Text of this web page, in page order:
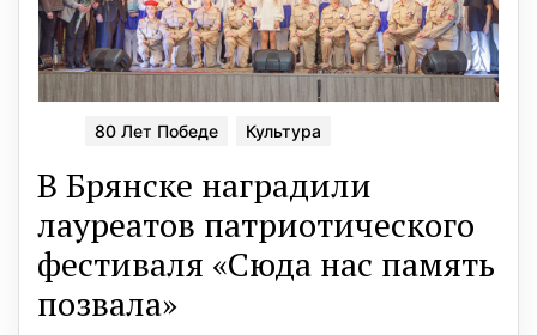
80 Лет Победе Культура
В Брянске наградили
лауреатов патриотического
фестиваля «Сюда нас память
позвала»